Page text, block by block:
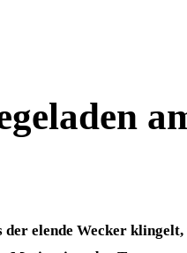
der elende Wecker